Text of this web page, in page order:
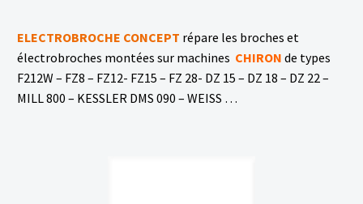
ELECTROBROCHE CONCEPT répare les broches et
électrobroches montées sur machines CHIRON de types
F212W – FZ8 – FZ12- FZ15 – FZ 28- DZ 15 – DZ 18 – DZ 22 –
MILL 800 – KESSLER DMS 090 – WEISS …